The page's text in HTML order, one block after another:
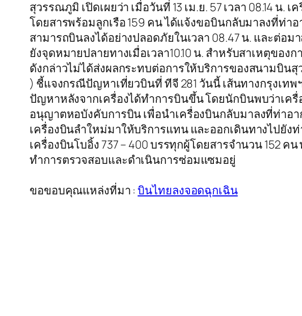
สุวรรณภูมิ เปิดเผยว่า เมื่อวันที่ 13 เม.ย. 57 เวลา 08.14 น
โดยสารพร้อมลูกเรือ 159 คน ได้แจ้งขอบินกลับมาลงที่ท่
สามารถบินลงได้อย่างปลอดภัยในเวลา 08.47 น. และต่อ
ยังจุดหมายปลายทางเมื่อเวลา10.10 น. สำหรับสาเหตุขอ
ดังกล่าวไม่ได้ส่งผลกระทบต่อการให้บริการของสนามบิ
) ชี้แจงกรณีปัญหาเที่ยวบินที่ ทีจี 281 วันนี้ เส้นทางกรุงเท
ปัญหาหลังจากเครื่องได้ทำการบินขึ้น โดยนักบินพบว่าเ
อนุญาตหอบังคับการบิน เพื่อนำเครื่องบินกลับมาลงที่ท่าอ
เครื่องบินลำใหม่มาให้บริการแทน และออกเดินทางไปยัง
เครื่องบินโบอิ้ง 737 – 400 บรรทุกผู้โดยสารจำนวน 152
ทำการตรวจสอบและดำเนินการซ่อมแซมอยู่
ขอขอบคุณแหล่งที่มา : บินไทยลงจอดฉุกเฉิน